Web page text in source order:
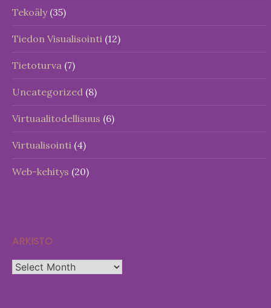
Tekoäly(35)
Tiedon Visualisointi (12)
Tietoturva (7)
Uncategorized (8)
Virtuaalitodellisuus (6)
Virtualisointi (4)
Web-kehitys (20)
ARKISTO
Arkisto